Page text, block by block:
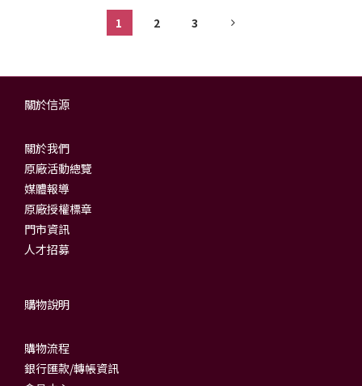
1 2 3
關於信源
關於我們
原廠活動總覽
媒體報導
原廠授權標章
門市資訊
人才招募
購物說明
購物流程
銀行匯款/轉帳資訊